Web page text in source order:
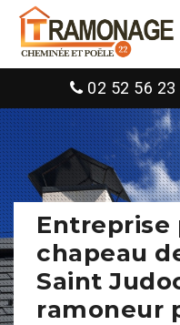
02 52 56 23
Entreprise
chapeau
Saint
ramoneur